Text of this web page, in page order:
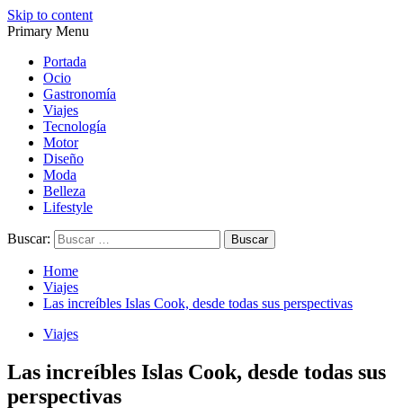
Skip to content
diseño…
diseño…
Primary Menu
Portada
Ocio
Gastronomía
Viajes
Tecnología
Motor
Diseño
Moda
Belleza
Lifestyle
Buscar:
Home
Viajes
Las increíbles Islas Cook, desde todas sus perspectivas
Viajes
Las increíbles Islas Cook, desde todas sus
perspectivas